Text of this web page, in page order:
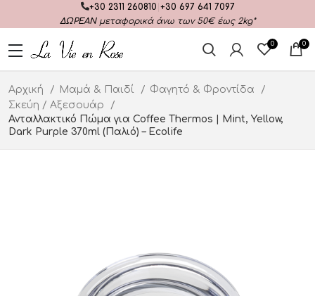
+30 2311 260810 +30 697 641 7097
ΔΩΡΕΑΝμεταφορικά άνω των 50€ έως 2kg*
0 0
Αρχική Μαμά & Παιδί
Φαγητό & Φροντίδα
Σκεύη / Αξεσουάρ
Ανταλλακτικό Πώμα για Coffee Thermos | Mint, Yellow,
Dark Purple 370ml (Παλιό) – Ecolife